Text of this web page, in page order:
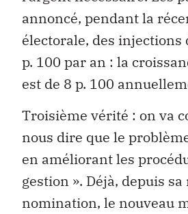
annoncé, pendant la
électorale, des injections
p. 100 par an : la
est de 8 p. 100
Troisième vérité : on va
nous dire que le
en améliorant les
gestion ». Déjà, depuis
nomination, le nouveau